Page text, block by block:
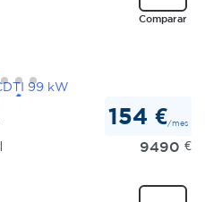
Comparar
154 €/mes
9490 €